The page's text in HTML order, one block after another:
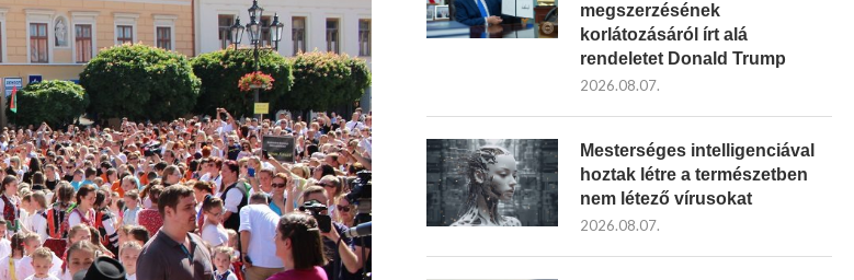
megszerzésének
korlátozásáról írt alá
rendeletet Donald Trump
2026.08.07.
Mesterséges intelligenciával
hoztak létre a természetben
nem létező vírusokat
2026.08.07.